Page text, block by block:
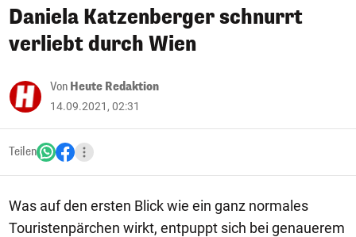
Daniela Katzenberger schnurrt
verliebt durch Wien
Von Heute Redaktion
14.09.2021, 02:31
Teilen
Was auf den ersten Blick wie ein ganz normales
Touristenpärchen wirkt, entpuppt sich bei genauerem